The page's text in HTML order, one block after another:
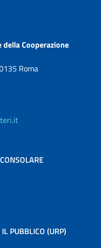
Cooperazione
Roma
PUBBLICO (URP)